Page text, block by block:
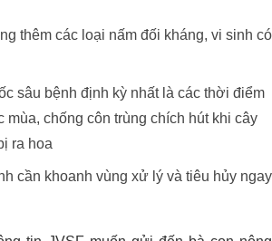
thêm các loại nấm đối kháng, vi sinh có
sâu bệnh định kỳ nhất là các thời điểm
mùa, chống côn trùng chích hút khi cây
ra hoa
cần khoanh vùng xử lý và tiêu hủy ngay
Chế Biến Thực Phẩm, Bến
NÂNG VÀ GIỮ pH ỔN